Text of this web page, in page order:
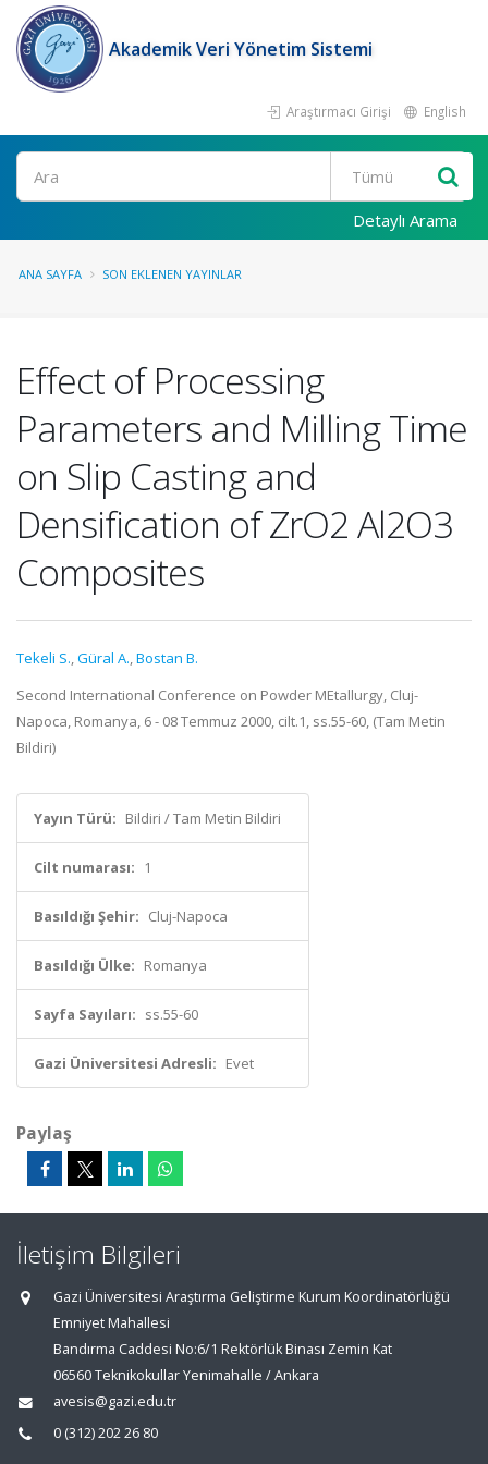
Akademik Veri Yönetim Sistemi
Araştırmacı Girişi English
Ara
Detaylı Arama
ANA SAYFA SON EKLENEN YAYINLAR
Effect of Processing
Parameters and Milling Time
on Slip Casting and
Densification of ZrO2 Al2O3
Composites
Tekeli S.,Güral A.,Bostan B.
Second International Conference on Powder MEtallurgy, Cluj-
Napoca, Romanya, 6 - 08 Temmuz 2000, cilt.1, ss.55-60, (Tam Metin
Bildiri)
Yayın Türü: Bildiri / Tam Metin Bildiri
Cilt numarası: 1
Basıldığı Şehir: Cluj-Napoca
Basıldığı Ülke: Romanya
Sayfa Sayıları: ss.55-60
Gazi Üniversitesi Adresli: Evet
Paylaş
İletişim Bilgileri
Gazi Üniversitesi Araştırma Geliştirme Kurum Koordinatörlüğü
Emniyet Mahallesi
Bandırma Caddesi No:6/1 Rektörlük Binası Zemin Kat
06560 Teknikokullar Yenimahalle / Ankara
avesis@gazi.edu.tr
0 (312) 202 26 80